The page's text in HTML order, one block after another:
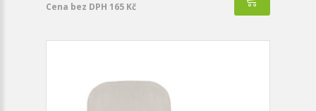
Cena bez DPH 165 Kč